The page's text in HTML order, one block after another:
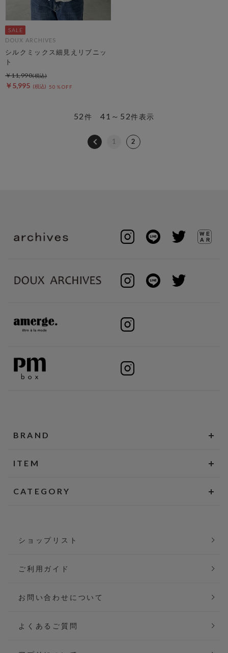
DOUX ARCHIVES
シルクミックス細見えリブニッ
ト
￥5,995 50％OFF
￥11,990
41～52件表示
52件
1 2
BRAND
ITEM
CATEGORY
ショップリスト
ご利用ガイド
お問い合わせについて
よくあるご質問